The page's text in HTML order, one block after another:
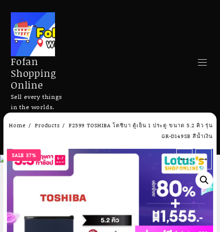
Skip
Fofan
Shopping
Online
Sell every things
in the worlds.
Search
Home Products
F2599 TOSHIBA โตชิบา ตู้เย็น 1 ประตู ขนาด 5.2 คิว รุ่น
GR-D149SB สีน้ำเงิน
SALE 37% ← →
Add to cart Add to cart